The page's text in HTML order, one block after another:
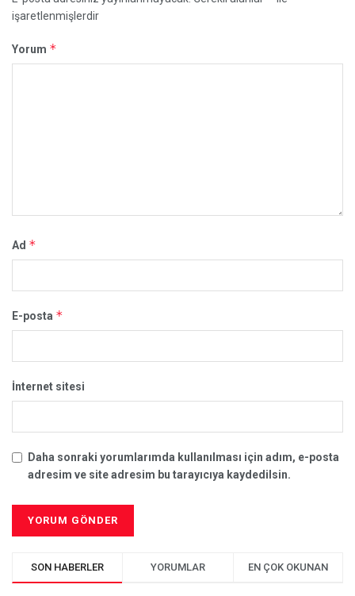
işaretlenmişlerdir
Yorum *
Ad *
E-posta *
İnternet sitesi
Daha sonraki yorumlarımda kullanılması için adım, e-posta
adresim ve site adresim bu tarayıcıya kaydedilsin.
SON HABERLER YORUMLAR EN ÇOK OKUNAN